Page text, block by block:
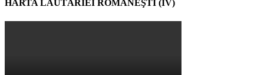
HARTA LĂUTĂRIEI ROMÂNEŞTI (IV)